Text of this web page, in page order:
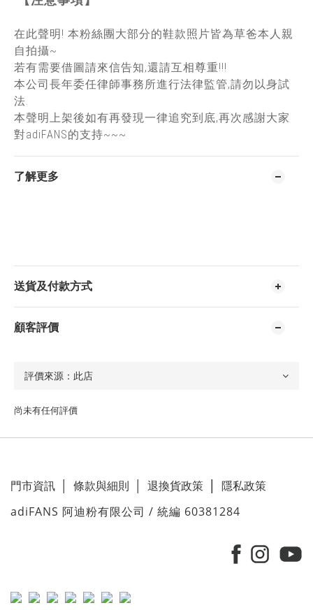
在此聲明! 本粉絲團大部分的鞋款照片皆為草爸本人親
自拍攝~
若有需要借圖請來信告知,還請互相尊重!!!
本公司長年委任律師事務所進行法律監管,請勿以身試
法.
本聲明上架後如有再發現一律追究到底,再次感謝大家
對adiFANS的支持~~~
了解更多
送貨及付款方式
顧客評價
尚未有任何評價
門市資訊 條款與細則 退換貨政策 隱私政策
adiFANS 阿迪粉有限公司 / 統編 60381284